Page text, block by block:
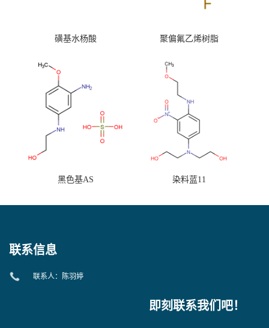
磺基水杨酸 聚偏氟乙烯树脂
黑色基AS 染料蓝11
联系信息
联系人：陈羽婷
即刻联系我们吧！